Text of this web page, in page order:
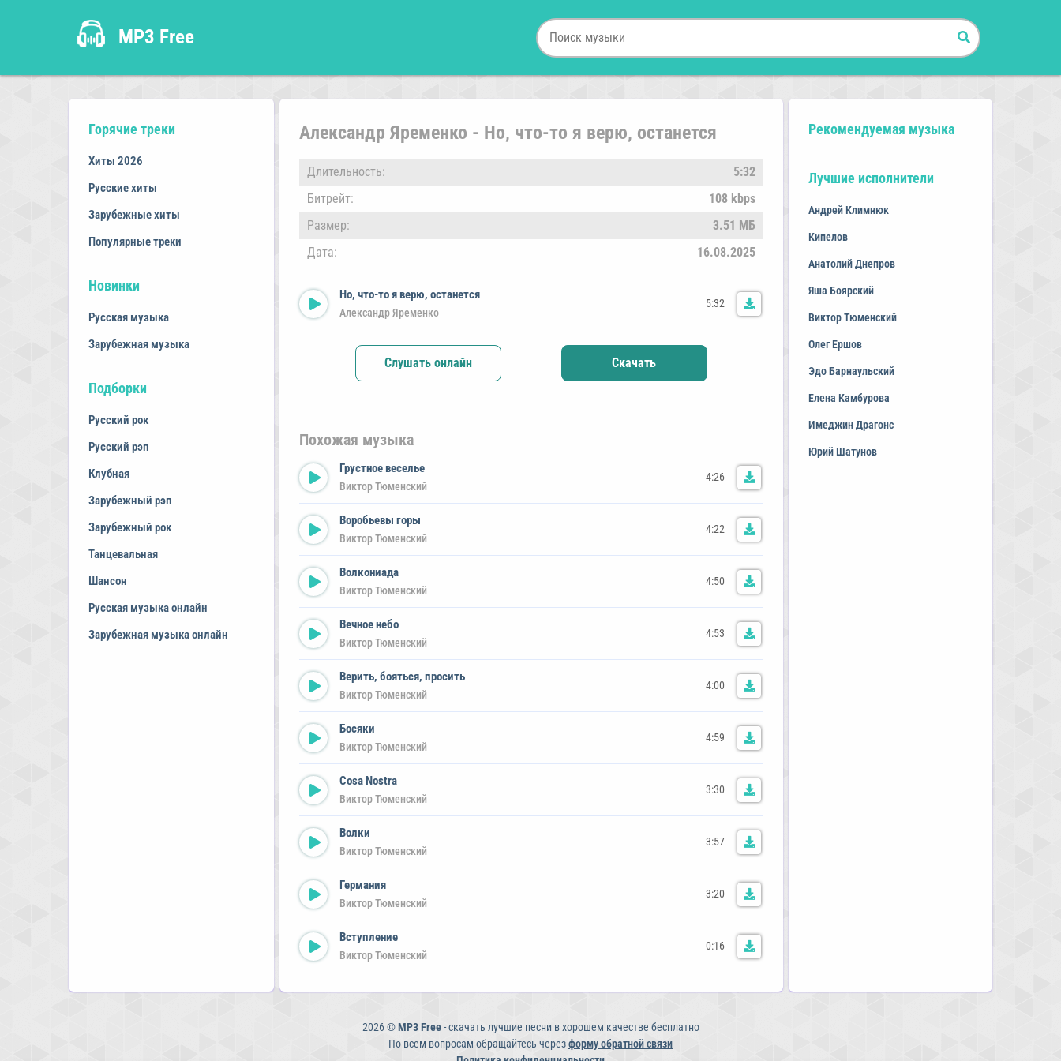
MP3 Free
Горячие треки
Хиты 2026
Русские хиты
Зарубежные хиты
Популярные треки
Новинки
Русская музыка
Зарубежная музыка
Подборки
Русский рок
Русский рэп
Клубная
Зарубежный рэп
Зарубежный рок
Танцевальная
Шансон
Русская музыка онлайн
Зарубежная музыка онлайн
Александр Яременко - Но, что-то я верю, останется
Длительность:
5:32
Битрейт:
108 kbps
Размер:
3.51 МБ
Дата:
16.08.2025
Но, что-то я верю, останется
Александр Яременко
5:32
Слушать онлайн Скачать
Похожая музыка
Грустное веселье
Виктор Тюменский
4:26
Воробьевы горы
Виктор Тюменский
4:22
Волкониада
Виктор Тюменский
4:50
Вечное небо
Виктор Тюменский
4:53
Верить, бояться, просить
Виктор Тюменский
4:00
Босяки
Виктор Тюменский
4:59
Cosa Nostra
Виктор Тюменский
3:30
Волки
Виктор Тюменский
3:57
Германия
Виктор Тюменский
3:20
Вступление
Виктор Тюменский
0:16
Рекомендуемая музыка
Лучшие исполнители
Андрей Климнюк
Кипелов
Анатолий Днепров
Яша Боярский
Виктор Тюменский
Олег Ершов
Эдо Барнаульский
Елена Камбурова
Имеджин Драгонс
Юрий Шатунов
2026 ©MP3 Free- скачать лучшие песни в хорошем качестве бесплатно
По всем вопросам обращайтесь черезформу обратной связи